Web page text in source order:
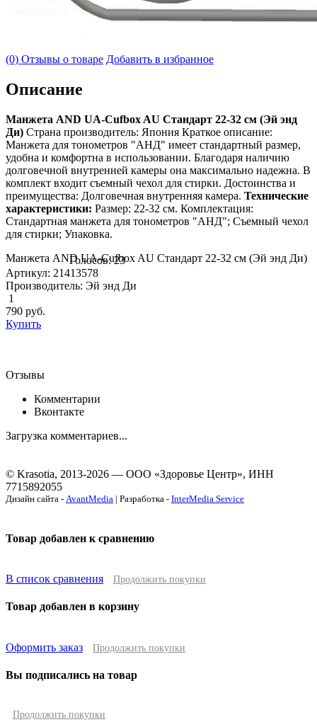
(0) Отзывы о товаре Добавить в избранное
Описание
Манжета AND UA-Cufbox AU Стандарт 22-32 см (Эй энд
Ди) Страна производитель: Япония Краткое описание:
Манжета для тонометров "АНД" имеет стандартный размер,
удобна и комфортна в использовании. Благодаря наличию
долговечной внутренней камеры она максимально надежна. В
комплект входит съемный чехол для стирки. Достоинства и
преимущества: Долговечная внутренняя камера. Технические
характеристики: Размер: 22-32 см. Комплектация:
Стандартная манжета для тонометров "АНД"; Съемный чехол
для стирки; Упаковка.
Манжета AND UA-Cufbox AU Стандарт 22-32 см (Эй энд Ди)
Голосов: 23
Артикул: 21413578
Производитель: Эй энд Ди
1
790 руб.
Купить
Отзывы
Комментарии
Вконтакте
Загрузка комментариев...
© Krasotia, 2013-2026 — ООО «Здоровье Центр», ИНН
7715892055
Дизайн сайта - AvantMedia | Разработка - InterMedia Service
Товар добавлен к сравнению
В список сравнения Продолжить покупки
Товар добавлен в корзину
Оформить заказ Продолжить покупки
Вы подписались на товар
Продолжить покупки